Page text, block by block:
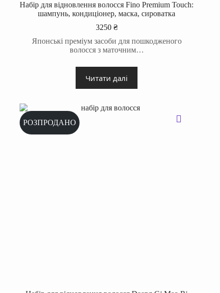
Набір для відновлення волосся Fino Premium Touch:
шампунь, кондиціонер, маска, сироватка
3250 ₴
Японські преміум засоби для пошкодженого
волосся з маточним…
Читати далі
РОЗПРОДАНО